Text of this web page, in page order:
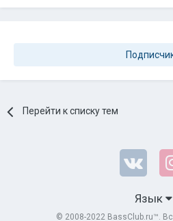
Перейти к списку тем
Язык
© 2008-2022 BassClub.ru™.